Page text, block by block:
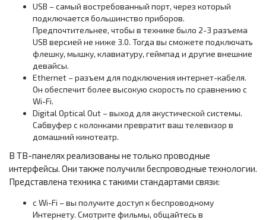
USB – самый востребованный порт, через который
подключается большинство приборов.
Предпочтительнее, чтобы в технике было 2-3 разъема
USB версией не ниже 3.0. Тогда вы сможете подключать
флешку, мышку, клавиатуру, геймпад и другие внешние
девайсы.
Ethernet – разъем для подключения интернет-кабеля.
Он обеспечит более высокую скорость по сравнению с
Wi-Fi.
Digital Optical Out – выход для акустической системы.
Сабвуфер с колонками превратит ваш телевизор в
домашний кинотеатр.
В ТВ-панелях реализованы не только проводные
интерфейсы. Они также получили беспроводные технологии.
Представлена техника с такими стандартами связи:
с Wi-Fi – вы получите доступ к беспроводному
Интернету. Смотрите фильмы, общайтесь в